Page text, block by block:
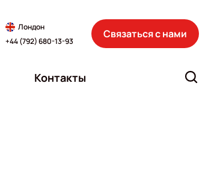
Лондон
+44 (792) 680-13-93
Связаться с нами
Контакты